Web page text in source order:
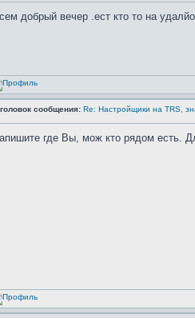
добрый вечер .ест кто то на
сообщения: Re: Настройщики на TRS,
где Вы, мож кто рядом есть.